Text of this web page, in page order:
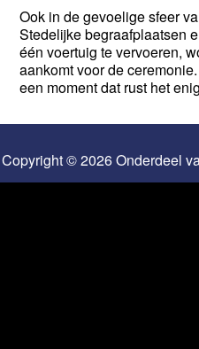
Ook in de gevoelige sfeer
Stedelijke begraafplaatsen
één voertuig te vervoeren,
aankomt voor de
een moment dat rust het
Copyright © 2026 Onderdeel